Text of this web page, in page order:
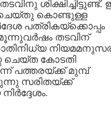
ചെയ്തു കൊണ്ടുള്ള
പത്രികയ്ക്കൊപ്പം
മൂന്നുവർഷം തടവിന്
ചെയ്ത കോടതി
പത്തരയ്ക്ക് മുമ്പ്
സരിതയ്ക്ക്